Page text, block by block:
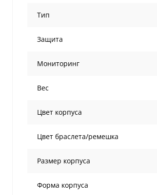
Тип
Защита
Мониторинг
Вес
Цвет корпуса
Цвет браслета/ремешка
Размер корпуса
Форма корпуса